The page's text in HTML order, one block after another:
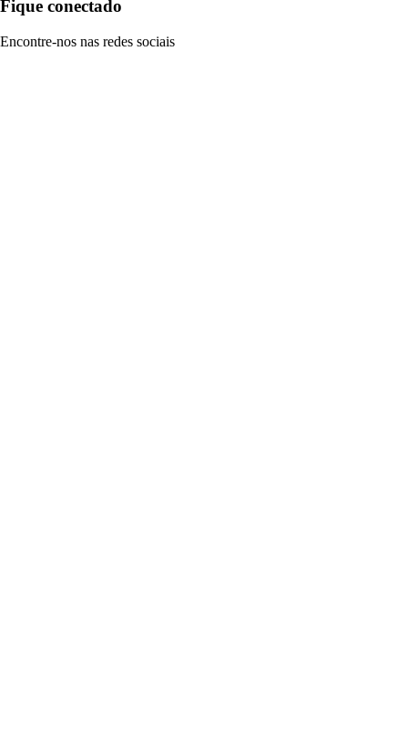
Fique conectado
Encontre-nos nas redes sociais